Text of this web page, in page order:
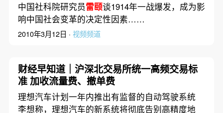
中国社科院研究员雷颐谈1914年一战爆发，成为影
响中国社会变革的决定性因素……
2010年3月12日 · 视频频道
财经早知道｜沪深北交易所统一高频交易标
准 加收流量费、撤单费
理想汽车计划一年内推出有监督的自动驾驶系统
李想称，理想汽车的新系统将彻底告别高精度地